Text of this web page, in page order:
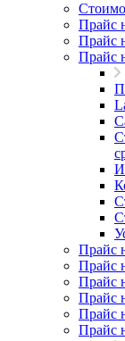
Прайс
Прайс
Прайс
Прайс
Прайс
Прайс
Прайс
Прайс
Прайс